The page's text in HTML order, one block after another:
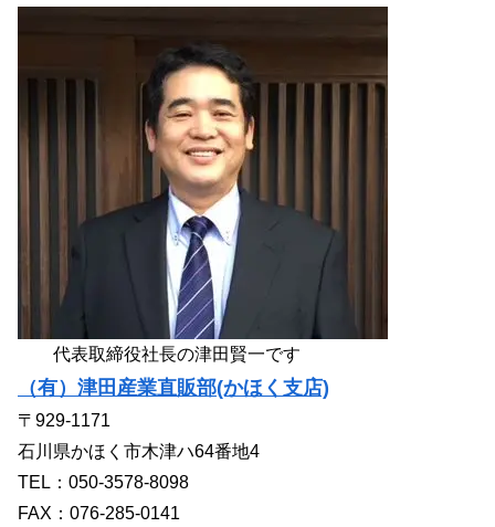
代表取締役社長の津田賢一です
（有）津田産業直販部(かほく支店)
〒929-1171
石川県かほく市木津ハ64番地4
TEL：050-3578-8098
FAX：076-285-0141